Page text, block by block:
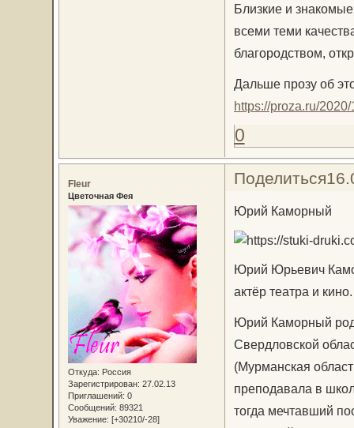
Близкие и
всеми теми
благородством,
Дальше прозу об
https://proza.ru/
0
Поделиться
Fleur
Цветочная Фея
Откуда: Россия
Зарегистрирован: 27.02.13
Приглашений: 0
Сообщений: 89321
Уважение: [+30210/-28]
Юрий Каморный
Юрий Юрьевич
актёр театра и
Юрий Каморный
Свердловской
(Мурманская
преподавала в
тогда мечтавший